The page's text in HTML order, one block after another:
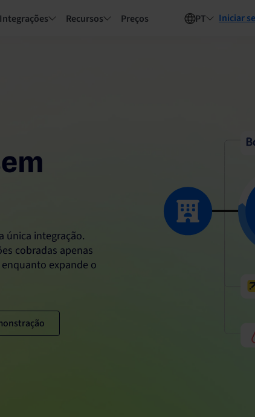
Integrações Recursos Preços PT Iniciar
única integração.
cobradas apenas
expande o